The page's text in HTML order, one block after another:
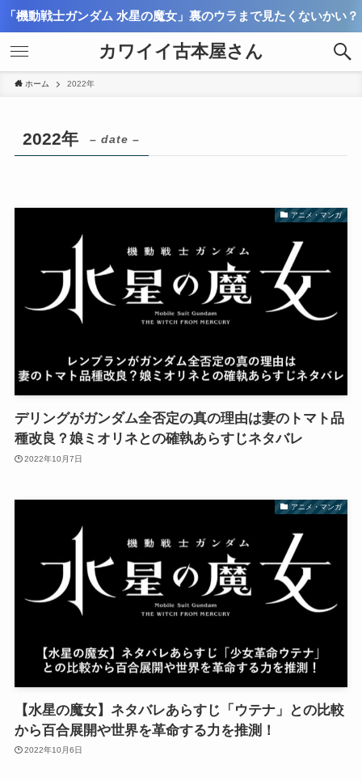
「機動戦士ガンダム 水星の魔女」裏のウラまで見たくないかい？
カワイイ古本屋さん
ホーム 2022年
2022年 – date –
アニメ・マンガ
デリングがガンダム全否定の真の理由は妻のトマト品
種改良？娘ミオリネとの確執あらすじネタバレ
2022年10月7日
アニメ・マンガ
【水星の魔女】ネタバレあらすじ「ウテナ」との比較
から百合展開や世界を革命する力を推測！
2022年10月6日